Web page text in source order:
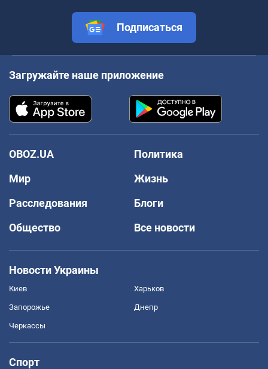
Подписаться
Загружайте наше приложение
OBOZ.UA
Политика
Мир
Жизнь
Расследования
Блоги
Общество
Все новости
Новости Украины
Киев Харьков
Запорожье Днепр
Черкассы
Спорт